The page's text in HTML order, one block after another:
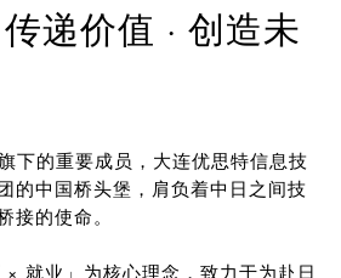
递价值 · 创造未
下的重要成员，大连优思特信息技
的中国桥头堡，肩负着中日之间技
接的使命。
就业」为核心理念，致力于为赴日